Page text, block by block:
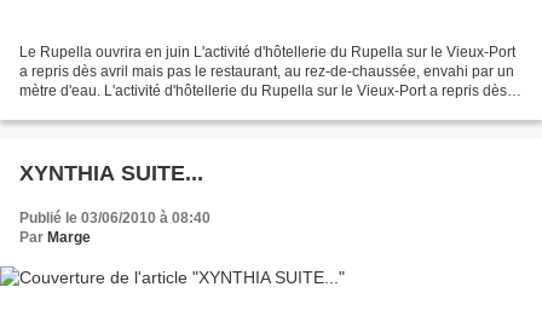
Le Rupella ouvrira en juin L'activité d'hôtellerie du Rupella sur le Vieux-Port
a repris dès avril mais pas le restaurant, au rez-de-chaussée, envahi par un
mètre d'eau. L'activité d'hôtellerie du Rupella sur le Vieux-Port a repris dès
XYNTHIA SUITE...
Publié le 03/06/2010 à 08:40
Par Marge